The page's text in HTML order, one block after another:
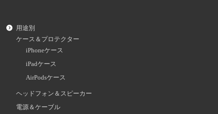
用途別
ケース＆プロテクター
iPhoneケース
iPadケース
AirPodsケース
ヘッドフォン＆スピーカー
電源＆ケーブル